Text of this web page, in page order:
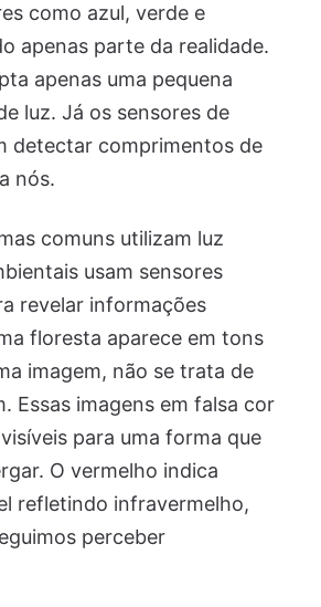
como azul, verde e
apenas parte da realidade.
apenas uma pequena
luz. Já os sensores de
detectar comprimentos de
nós.
comuns utilizam luz
usam sensores
revelar informações
floresta aparece em tons
imagem, não se trata de
Essas imagens em falsa cor
para uma forma que
O vermelho indica
refletindo infravermelho,
perceber